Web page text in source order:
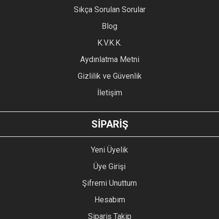
Ürün açıklamasında eksik bilgiler bulunuyor.
Ürün bilgilerinde hatalar bulunuyor.
Ürün fiyatı diğer sitelerden daha pahalı.
GÖNDER
Sıkça Sorulan Sorular
Blog
K.V.K.K.
Aydınlatma Metni
Gizlilik ve Güvenlik
İletişim
SİPARİŞ
Yeni Üyelik
Üye Girişi
Şifremi Unuttum
Hesabım
Sipariş Takip